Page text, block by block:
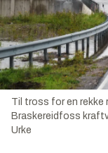
Til tross for en rekke
Braskereidfoss
Urke